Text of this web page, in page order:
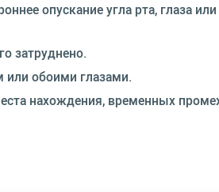
опускание угла рта, глаза
затруднено.
или обоими глазами.
нахождения, временных